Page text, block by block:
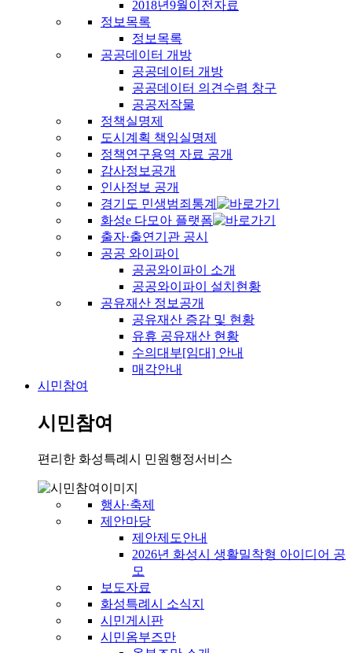
2018년9월이전자료
정보목록
정보목록
공공데이터 개방
공공데이터 개방
공공데이터 의견수렴 창구
공공저작물
정책실명제
도시계획 책임실명제
정책연구용역 자료 공개
감사정보공개
인사정보 공개
경기도 민생범죄통계
화성e 다모아 플랫폼
출자·출연기관 공시
공공 와이파이
공공와이파이 소개
공공와이파이 설치현황
공유재산 정보공개
공유재산 증감 및 현황
유휴 공유재산 현황
수의대부[임대] 안내
매각안내
시민참여
시민참여
편리한 화성특례시 민원행정서비스
행사·축제
제안마당
제안제도안내
2026년 화성시 생활밀착형 아이디어 공
모
보도자료
화성특례시 소식지
시민게시판
시민옴부즈만